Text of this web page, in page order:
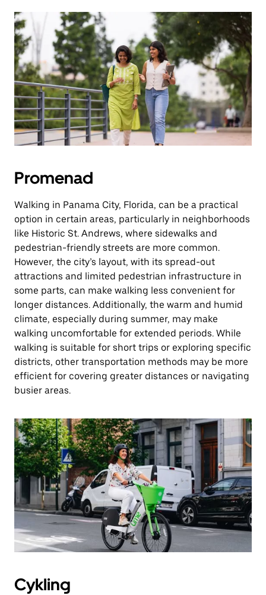
Promenad
Walking in Panama City, Florida, can be a practical
option in certain areas, particularly in neighborhoods
like Historic St. Andrews, where sidewalks and
pedestrian-friendly streets are more common.
However, the city’s layout, with its spread-out
attractions and limited pedestrian infrastructure in
some parts, can make walking less convenient for
longer distances. Additionally, the warm and humid
climate, especially during summer, may make
walking uncomfortable for extended periods. While
walking is suitable for short trips or exploring specific
districts, other transportation methods may be more
efficient for covering greater distances or navigating
busier areas.
Cykling